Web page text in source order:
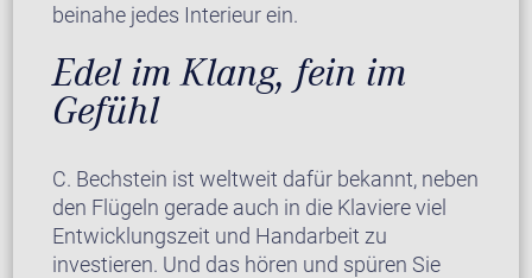
beinahe jedes Interieur ein.
Edel im Klang, fein im
Gefühl
C. Bechstein ist weltweit dafür bekannt, neben
den Flügeln gerade auch in die Klaviere viel
Entwicklungszeit und Handarbeit zu
investieren. Und das hören und spüren Sie